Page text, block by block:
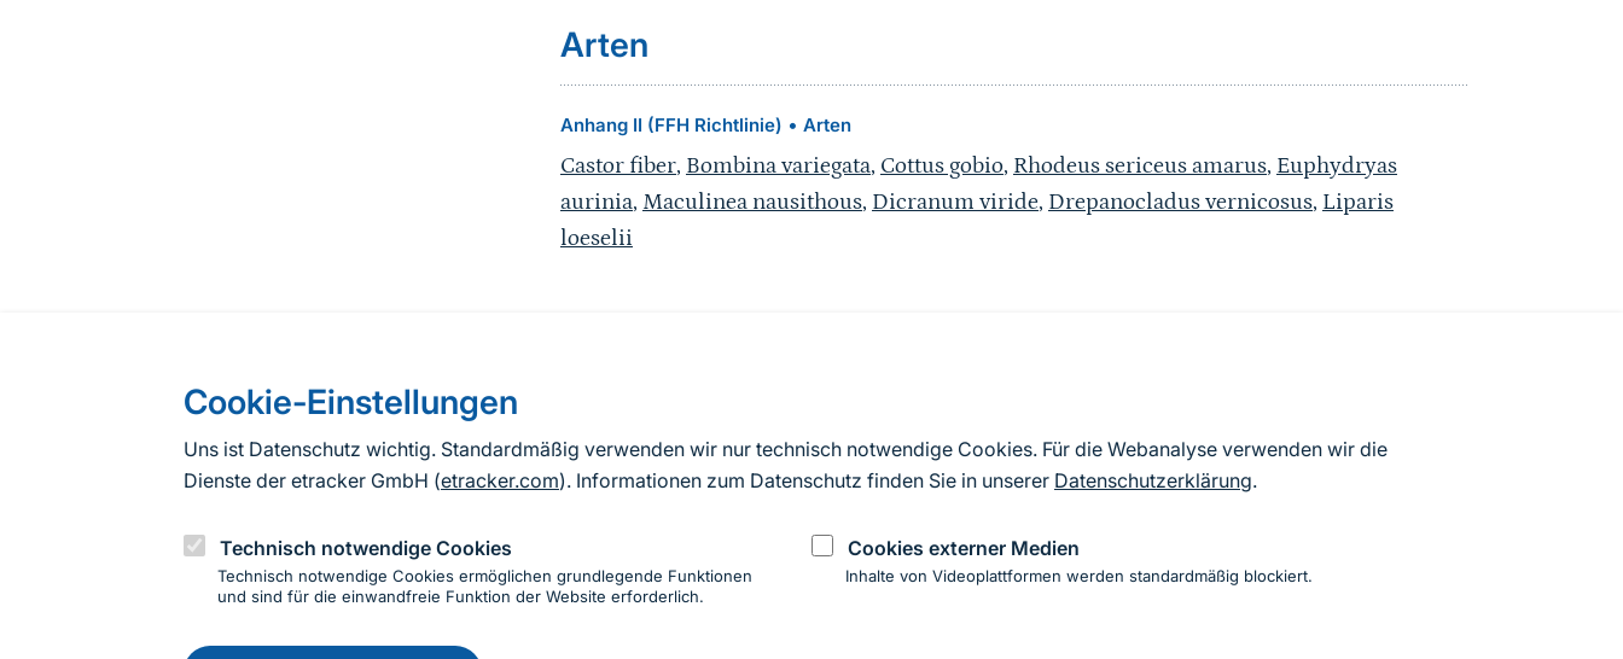
Cookie-Einstellungen
Uns ist Datenschutz wichtig. Standardmäßig verwenden wir nur technisch notwendige Cookies. Für die Webanalyse verwenden wir die
Dienste der etracker GmbH (etracker.com). Informationen zum Datenschutz finden Sie in unserer Datenschutzerklärung.
Technisch notwendige Cookies
Technisch notwendige Cookies ermöglichen grundlegende Funktionen
und sind für die einwandfreie Funktion der Website erforderlich.
Cookies externer Medien
Inhalte von Videoplattformen werden standardmäßig blockiert.
Einwilligung
Arten
Anhang II (FFH Richtlinie) • Arten
Castor fiber, Bombina variegata, Cottus gobio, Rhodeus sericeus amarus, Euphydryas
aurinia, Maculinea nausithous, Dicranum viride, Drepanocladus vernicosus, Liparis
loeselii
Nach Angaben der an die EU übermittelten Standarddatenbögen Deutschlands (Stand:
2019). Aus besonderen Schutzgründen enthalten die zur Veröffentlichung freigegebenen